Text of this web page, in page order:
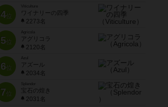
4位
Viticulture
ワイナリーの四季
2273名
5位
Agricola
アグリコラ
2120名
6位
Azul
アズール
2034名
7位
宝石の煌き
2031名